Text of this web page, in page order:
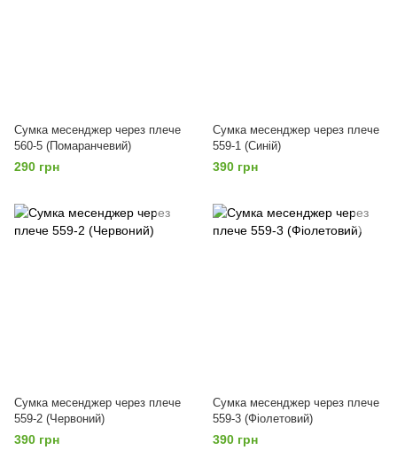
Сумка месенджер через плече
560-5 (Помаранчевий)
290 грн
Сумка месенджер через плече
559-1 (Синій)
390 грн
Сумка месенджер через плече
559-2 (Червоний)
390 грн
Сумка месенджер через плече
559-3 (Фіолетовий)
390 грн